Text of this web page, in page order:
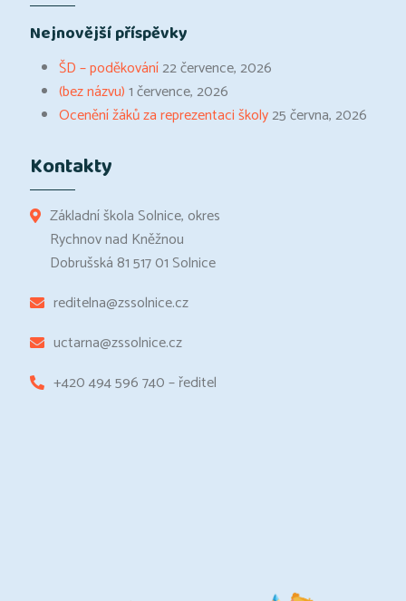
Nejnovější příspěvky
ŠD – poděkování22 července, 2026
(bez názvu)1 července, 2026
Ocenění žáků za reprezentaci školy25 června, 2026
Kontakty
Základní škola Solnice, okres
Rychnov nad Kněžnou
Dobrušská 81 517 01 Solnice
reditelna@zssolnice.cz
uctarna@zssolnice.cz
+420 494 596 740 – ředitel